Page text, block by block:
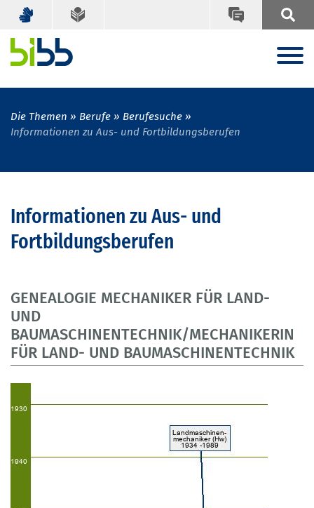
Die Themen Berufe
Berufesuche
Informationen zu Aus- und Fortbildungsberufen
Informationen zu Aus- und
Fortbildungsberufen
GENEALOGIE MECHANIKER FÜR LAND-
UND
BAUMASCHINENTECHNIK/MECHANIKERIN
FÜR LAND- UND BAUMASCHINENTECHNIK